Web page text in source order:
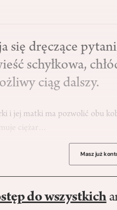
się dręczące
schyłkowa,
ciąg dalszy.
i jej matki ma pozwolić obu
ciężar…
Masz już
do wszystkich